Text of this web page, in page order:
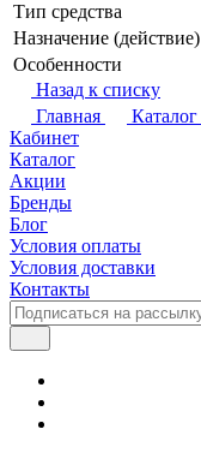
Тип средства
Назначение (действие)
Особенности
Назад к списку
Главная
Каталог
Кабинет
Каталог
Акции
Бренды
Блог
Условия оплаты
Условия доставки
Контакты